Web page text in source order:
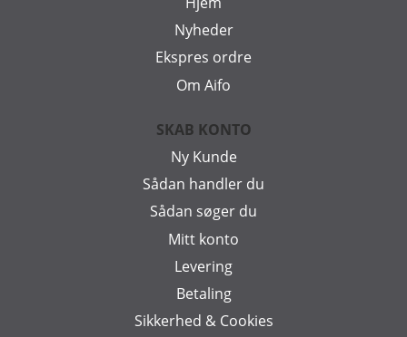
Nyheder
Ekspres ordre
Om Aifo
SKAB KONTO
Ny Kunde
Sådan handler du
Sådan søger du
Mitt konto
Levering
Betaling
Sikkerhed & Cookies